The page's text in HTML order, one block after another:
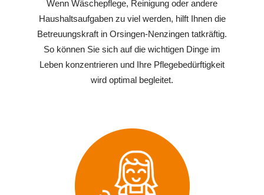
Wenn Wäschepflege, Reinigung oder andere
Haushaltsaufgaben zu viel werden, hilft Ihnen die
Betreuungskraft in Orsingen-Nenzingen tatkräftig.
So können Sie sich auf die wichtigen Dinge im
Leben konzentrieren und Ihre Pflegebedürftigkeit
wird optimal begleitet.